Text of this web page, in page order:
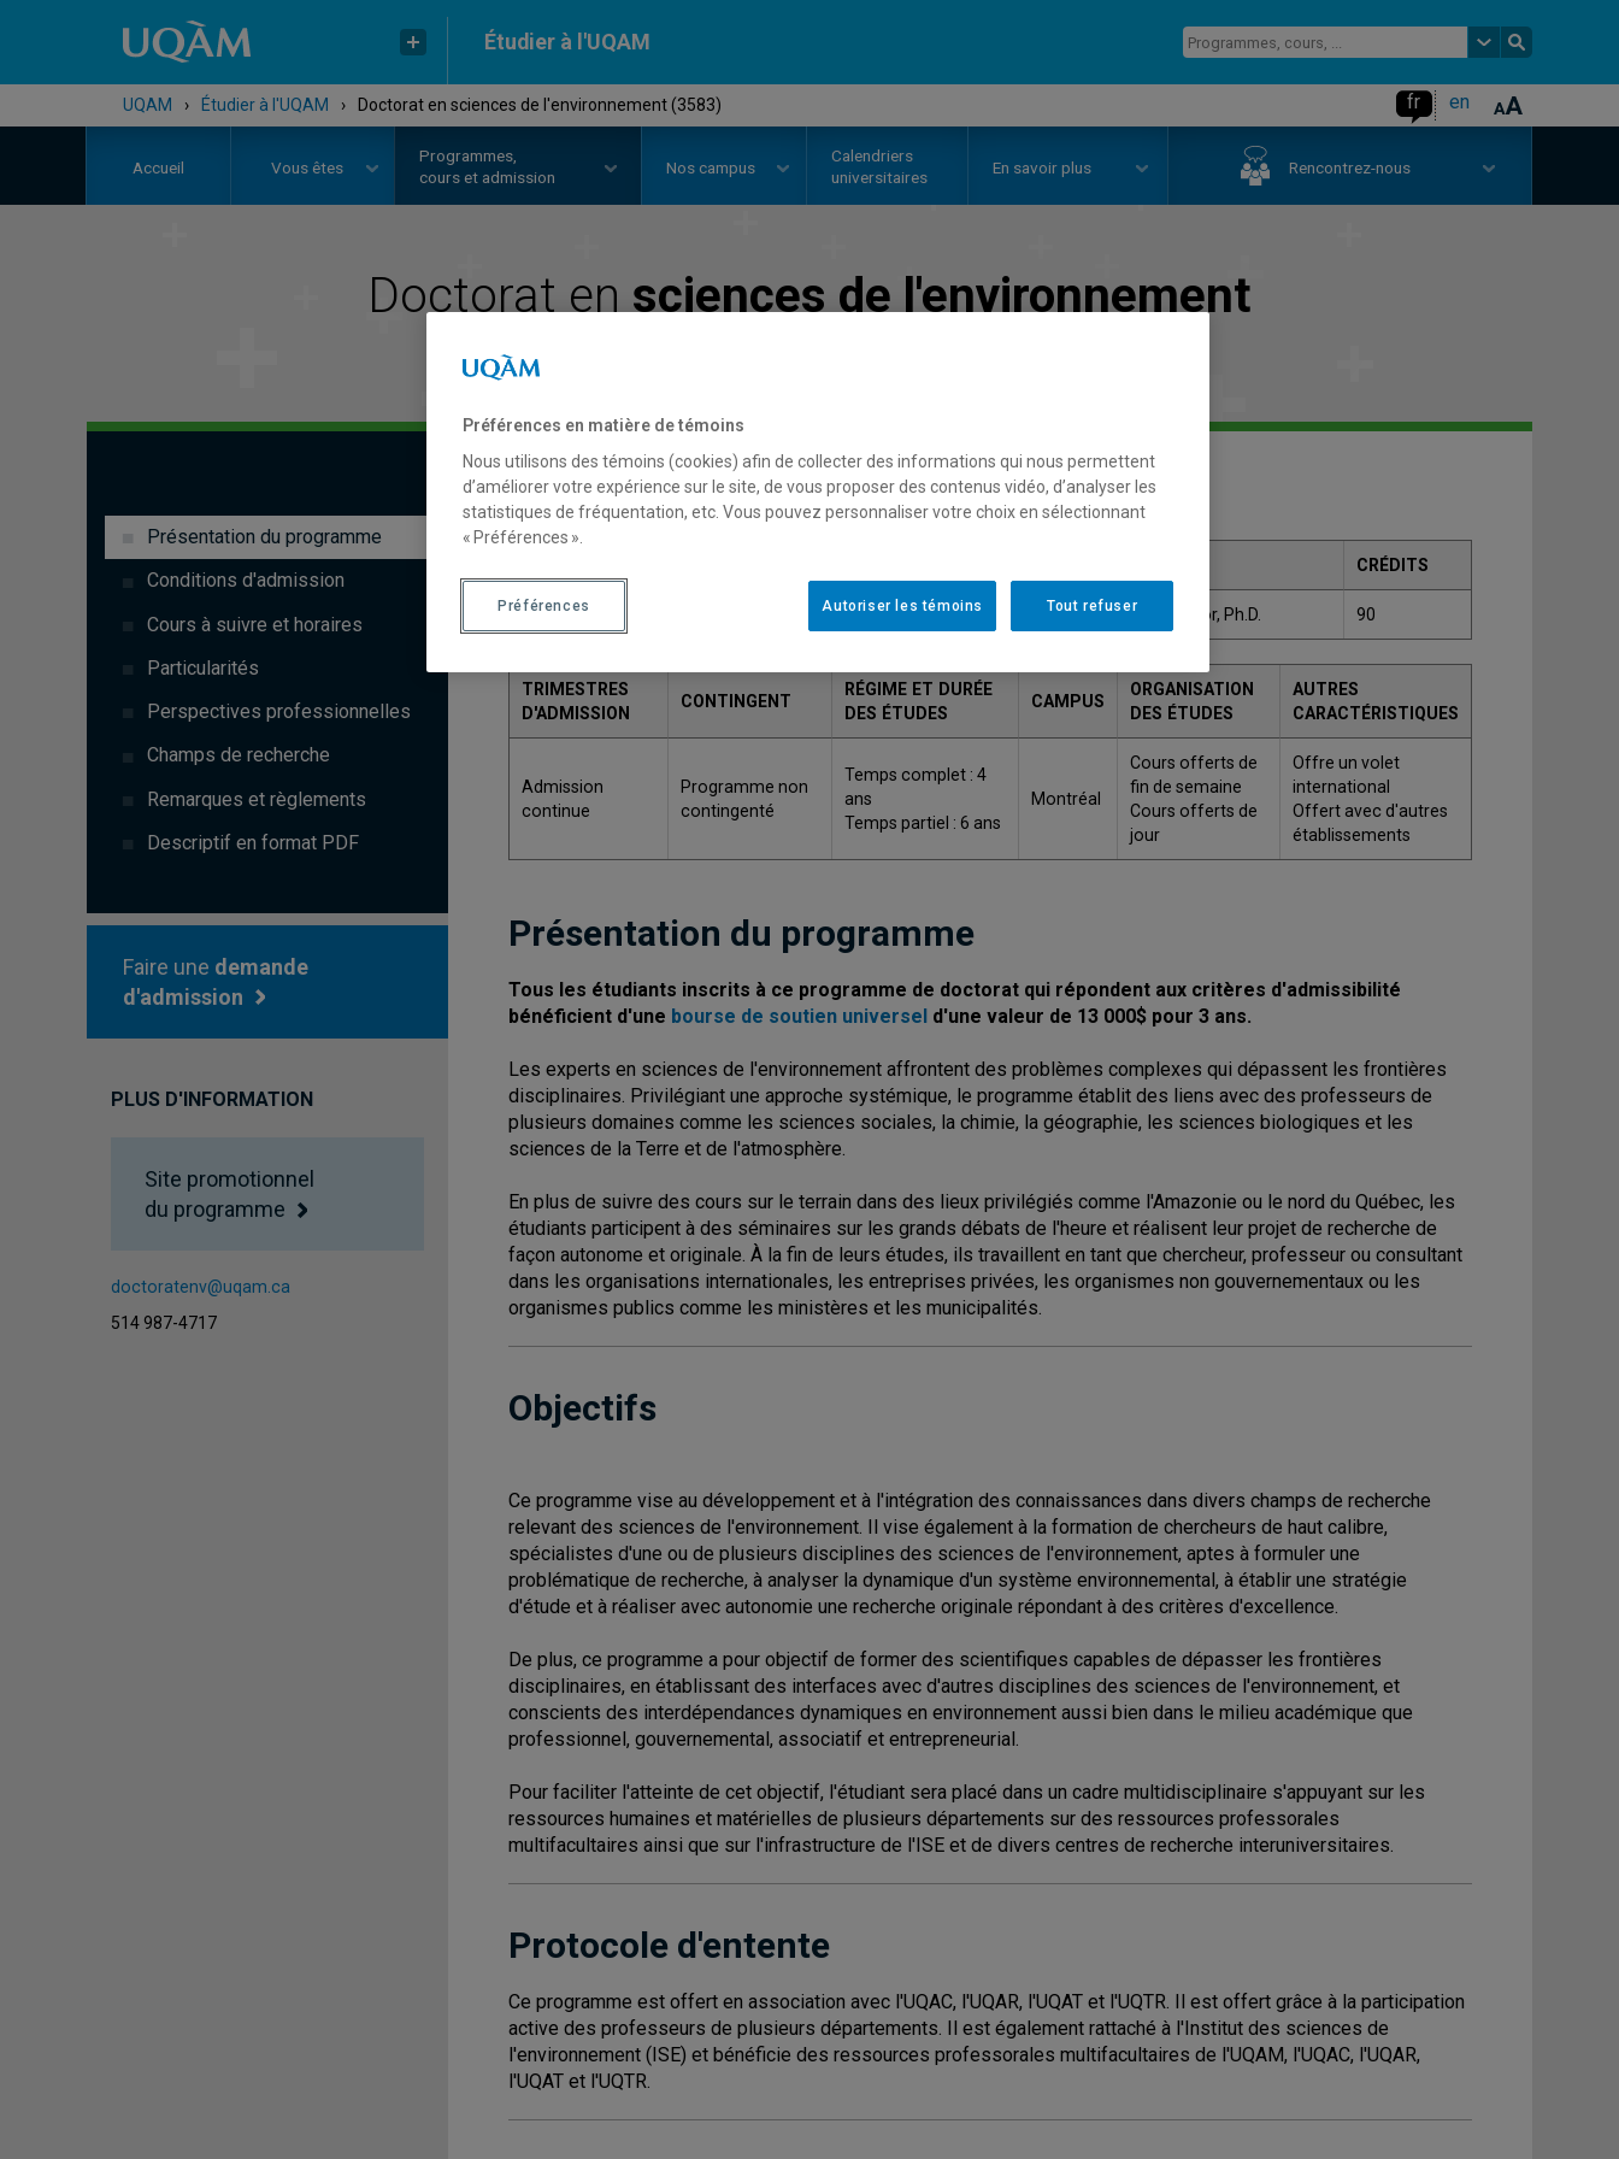
Étudier à l'UQAM
UQAM › Étudier à l'UQAM › Doctorat en sciences de l'environnement (3583) fr en
Accueil Vous êtes
Programmes,
cours et admission
Nos campus
Calendriers
universitaires
En savoir plus Rencontrez-nous
Doctorat en sciences de l'environnement
Présentation du programme
Conditions d'admission
Cours à suivre et horaires
Particularités
Perspectives professionnelles
Champs de recherche
Remarques et règlements
Descriptif en format PDF
Faire une demande
d'admission
PLUS D'INFORMATION
Site promotionnel
du programme
doctoratenv@uqam.ca
514 987-4717
CRÉDITS
3583 Doctorat en sciences de l'environnement Philosophiae doctor, Ph.D. 90
TRIMESTRES
D'ADMISSION
CONTINGENT
RÉGIME ET DURÉE
DES ÉTUDES
CAMPUS
ORGANISATION
DES ÉTUDES
AUTRES
CARACTÉRISTIQUES
Admission
continue
Programme non
contingenté
Temps complet : 4
ans
Temps partiel : 6 ans
Montréal
Cours offerts de
fin de semaine
Cours offerts de
jour
Offre un volet
international
Offert avec d'autres
établissements
Présentation du programme
Tous les étudiants inscrits à ce programme de doctorat qui répondent aux critères d'admissibilité
bénéficient d'une bourse de soutien universel d'une valeur de 13 000$ pour 3 ans.
Les experts en sciences de l'environnement affrontent des problèmes complexes qui dépassent les frontières
disciplinaires. Privilégiant une approche systémique, le programme établit des liens avec des professeurs de
plusieurs domaines comme les sciences sociales, la chimie, la géographie, les sciences biologiques et les
sciences de la Terre et de l'atmosphère.
En plus de suivre des cours sur le terrain dans des lieux privilégiés comme l'Amazonie ou le nord du Québec, les
étudiants participent à des séminaires sur les grands débats de l'heure et réalisent leur projet de recherche de
façon autonome et originale. À la fin de leurs études, ils travaillent en tant que chercheur, professeur ou consultant
dans les organisations internationales, les entreprises privées, les organismes non gouvernementaux ou les
organismes publics comme les ministères et les municipalités.
Objectifs
Ce programme vise au développement et à l'intégration des connaissances dans divers champs de recherche
relevant des sciences de l'environnement. Il vise également à la formation de chercheurs de haut calibre,
spécialistes d'une ou de plusieurs disciplines des sciences de l'environnement, aptes à formuler une
problématique de recherche, à analyser la dynamique d'un système environnemental, à établir une stratégie
d'étude et à réaliser avec autonomie une recherche originale répondant à des critères d'excellence.
De plus, ce programme a pour objectif de former des scientifiques capables de dépasser les frontières
disciplinaires, en établissant des interfaces avec d'autres disciplines des sciences de l'environnement, et
conscients des interdépendances dynamiques en environnement aussi bien dans le milieu académique que
professionnel, gouvernemental, associatif et entrepreneurial.
Pour faciliter l'atteinte de cet objectif, l'étudiant sera placé dans un cadre multidisciplinaire s'appuyant sur les
ressources humaines et matérielles de plusieurs départements sur des ressources professorales
multifacultaires ainsi que sur l'infrastructure de l'ISE et de divers centres de recherche interuniversitaires.
Protocole d'entente
Ce programme est offert en association avec l'UQAC, l'UQAR, l'UQAT et l'UQTR. Il est offert grâce à la participation
active des professeurs de plusieurs départements. Il est également rattaché à l'Institut des sciences de
l'environnement (ISE) et bénéficie des ressources professorales multifacultaires de l'UQAM, l'UQAC, l'UQAR,
l'UQAT et l'UQTR.
Préférences en matière de témoins
Nous utilisons des témoins (cookies) afin de collecter des informations qui nous permettent
d’améliorer votre expérience sur le site, de vous proposer des contenus vidéo, d’analyser les
statistiques de fréquentation, etc. Vous pouvez personnaliser votre choix en sélectionnant
« Préférences ».
Tout refuser
Autoriser les témoins
Préférences